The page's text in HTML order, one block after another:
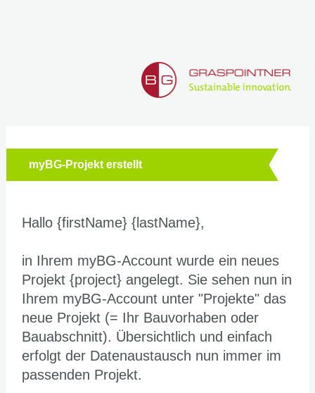
myBG-Projekt erstellt
Hallo {firstName} {lastName},
in Ihrem myBG-Account wurde ein neues
Projekt {project} angelegt. Sie sehen nun in
Ihrem myBG-Account unter "Projekte" das
neue Projekt (= Ihr Bauvorhaben oder
Bauabschnitt). Übersichtlich und einfach
erfolgt der Datenaustausch nun immer im
passenden Projekt.